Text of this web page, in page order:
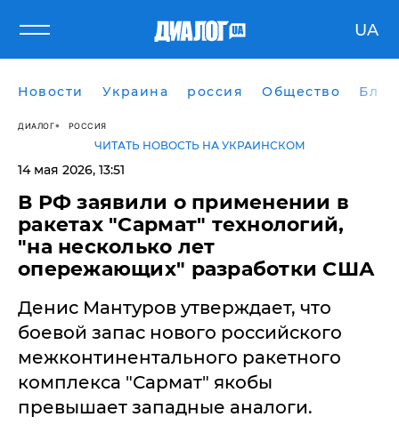
UA
Новости Украина россия Общество
ДИАЛОГ РОССИЯ
ЧИТАТЬ НОВОСТЬ НА УКРАИНСКОМ
14 мая 2026, 13:51
В РФ заявили о применении в
ракетах "Сармат" технологий,
"на несколько лет
опережающих" разработки США
Денис Мантуров утверждает, что
боевой запас нового российского
межконтинентального ракетного
комплекса "Сармат" якобы
превышает западные аналоги.